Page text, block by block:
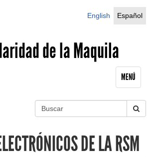
English
Español
de la Maquila
MENÚ
DE LA RSM
S
e
u
c
a